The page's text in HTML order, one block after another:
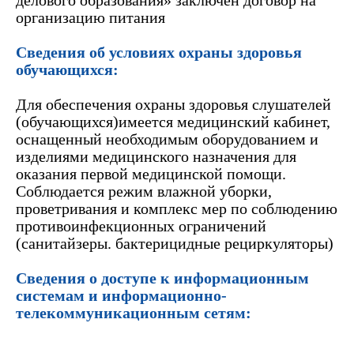
организацию питания
Сведения об условиях охраны здоровья
обучающихся:
Для обеспечения охраны здоровья слушателей
(обучающихся)имеется медицинский кабинет,
оснащенный необходимым оборудованием и
изделиями медицинского назначения для
оказания первой медицинской помощи.
Соблюдается режим влажной уборки,
проветривания и комплекс мер по соблюдению
противоинфекционных ограничений
(санитайзеры. бактерицидные рециркуляторы)
Сведения о доступе к информационным
системам и информационно-
телекоммуникационным сетям: